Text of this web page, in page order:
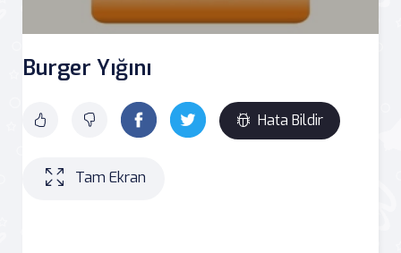
Burger Yığını
Hata Bildir
Tam Ekran